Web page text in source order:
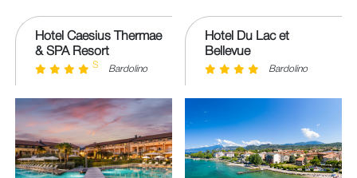
Hotel Caesius Thermae
& SPA Resort
S Bardolino
Hotel Du Lac et
Bellevue
Bardolino